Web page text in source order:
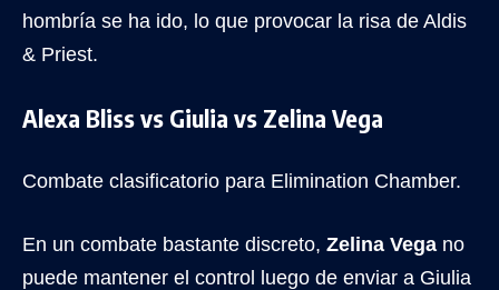
hombría se ha ido, lo que provocar la risa de Aldis
& Priest.
Alexa Bliss vs Giulia vs Zelina Vega
Combate clasificatorio para Elimination Chamber.
En un combate bastante discreto, Zelina Vega no
puede mantener el control luego de enviar a Giulia